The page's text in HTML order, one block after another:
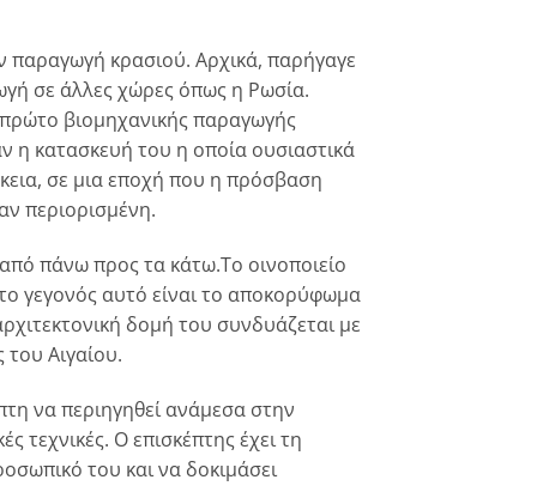
παραγωγή κρασιού. Αρχικά, παρήγαγε
σε άλλες χώρες όπως η Ρωσία.
πρώτο βιομηχανικής παραγωγής
η κατασκευή του η οποία ουσιαστικά
σε μια εποχή που η πρόσβαση
περιορισμένη.
πάνω προς τα κάτω.Το οινοποιείο
γεγονός αυτό είναι το αποκορύφωμα
δομή του συνδυάζεται με
Αιγαίου.
να περιηγηθεί ανάμεσα στην
τεχνικές. Ο επισκέπτης έχει τη
του και να δοκιμάσει